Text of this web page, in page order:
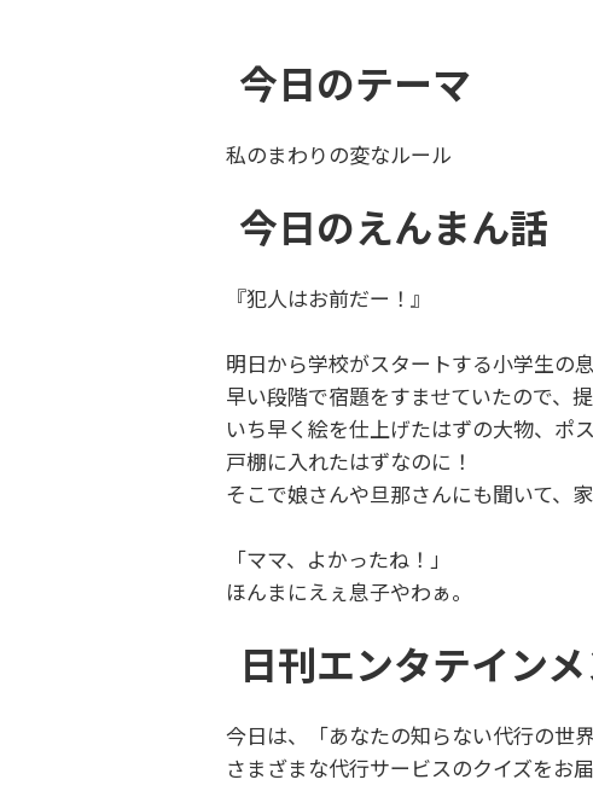
今日のテーマ
私のまわりの変なルール
今日のえんまん話
『犯人はお前だー！』
明日から学校がスタートする小学生の息
早い段階で宿題をすませていたので、
いち早く絵を仕上げたはずの大物、ポ
戸棚に入れたはずなのに！
そこで娘さんや旦那さんにも聞いて、
「ママ、よかったね！」
ほんまにえぇ息子やわぁ。
日刊エンタテイン
今日は、「あなたの知らない代行の世界
さまざまな代行サービスのクイズをお